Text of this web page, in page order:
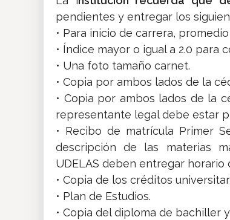
pendientes y entregar los
• Para inicio de carrera,
• Índice mayor o igual a 2.0 para
• Una foto tamaño carnet.
• Copia por ambos lados de la
• Copia por ambos lados de la
representante legal debe estar
• Recibo de matrícula Primer
descripción de las materias
UDELAS deben entregar horario
• Copia de los créditos
• Plan de Estudios.
• Copia del diploma de bachiller